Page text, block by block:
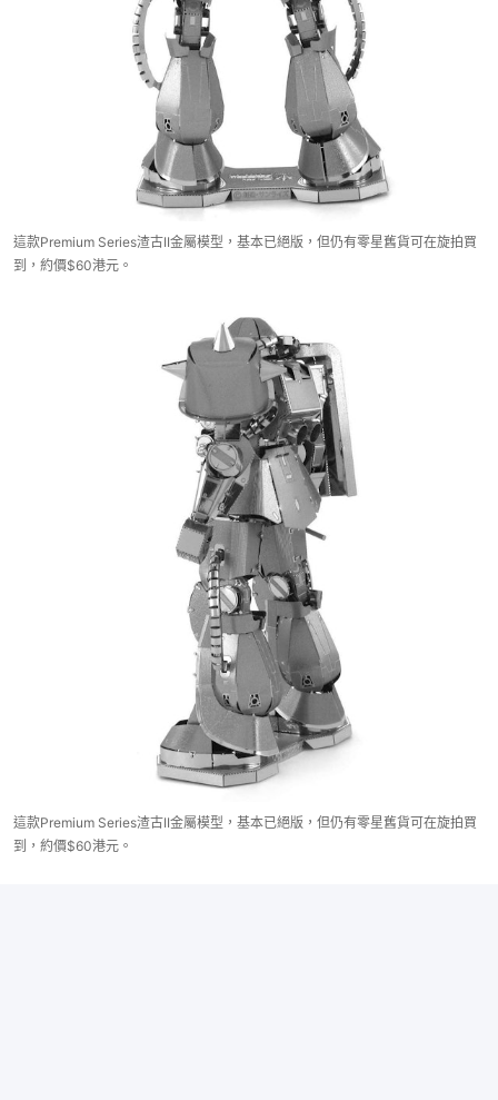
這款Premium Series渣古II金屬模型，基本已絕版，但仍有零星舊貨可在旋拍買
到，約價$60港元。
這款Premium Series渣古II金屬模型，基本已絕版，但仍有零星舊貨可在旋拍買
到，約價$60港元。